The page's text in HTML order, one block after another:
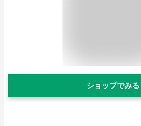
ショップでみる